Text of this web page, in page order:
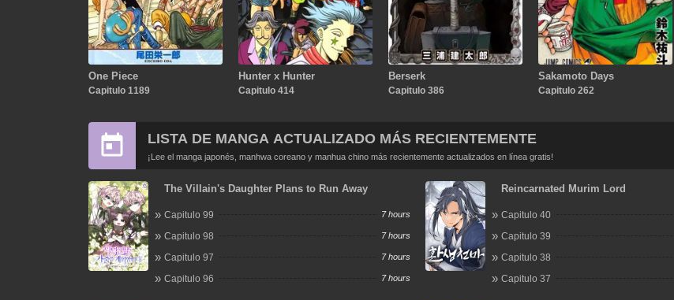
One Piece
Capitulo 1189
Hunter x Hunter
Capitulo 414
Berserk
Capitulo 386
Sakamoto Days
Capitulo 262
LISTA DE MANGA ACTUALIZADO MÁS RECIENTEMENTE
¡Lee el manga japonés, manhwa coreano y manhua chino más recientemente actualizados en línea gratis!
The Villain's Daughter Plans to Run Away
Capitulo 99 7 hours
Capitulo 98 7 hours
Capitulo 97 7 hours
Capitulo 96 7 hours
Reincarnated Murim Lord
Capitulo 40
Capitulo 39
Capitulo 38
Capitulo 37